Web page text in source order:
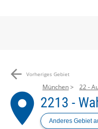
arrow_back Vorheriges Gebiet
place
München 22 -
2213 -
Anderes Gebiet